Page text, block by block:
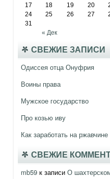
« Дек
17
18 19 20
24
25 26 27
31
СВЕЖИЕ ЗАПИСИ
Одиссея отца Онуфрия
Воины права
Мужское государство
Про козью иву
Как заработать на ржавчине
СВЕЖИЕ
mb59 к записи О